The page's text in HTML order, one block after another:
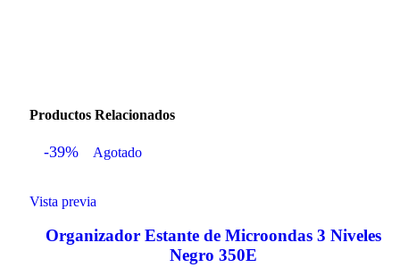
Productos Relacionados
-39% Agotado
Vista previa
Organizador Estante de Microondas 3 Niveles
Negro 350E